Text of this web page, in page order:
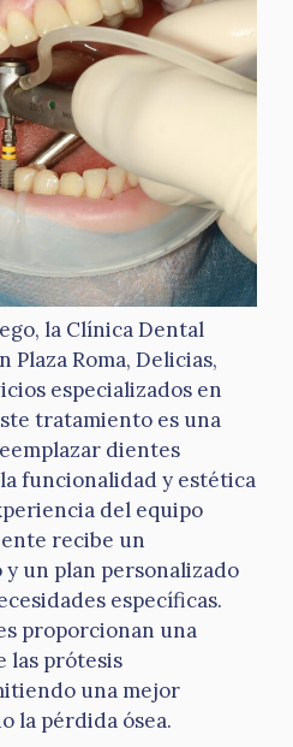
la Clínica Dental
Plaza Roma, Delicias,
especializados en
tratamiento es una
dientes
funcionalidad y estética
del equipo
recibe un
un plan personalizado
específicas.
proporcionan una
las prótesis
una mejor
la pérdida ósea.